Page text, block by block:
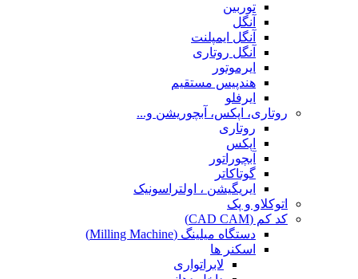
توربین
آنگل
آنگل ایمپلنت
آنگل روتاری
ایرموتور
هندپیس مستقیم
ایرفلو
روتاری، اپکس، آبچوریشن و...
روتاری
اپکس
آبچوراتور
گوتاکاتر
ایریگیشن ، اولتراسونیک
اتوکلاو و پک
کد کم (CAD CAM)
دستگاه میلینگ (Milling Machine)
اسکنر ها
لابراتواری